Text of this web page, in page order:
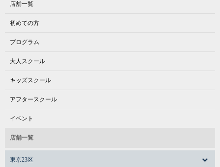
店舗一覧
初めての方
プログラム
大人スクール
キッズスクール
アフタースクール
イベント
店舗一覧
東京23区